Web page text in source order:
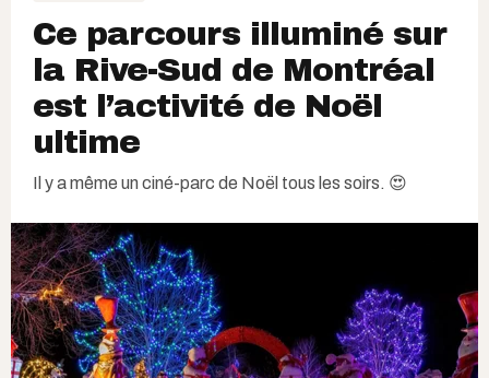
Ce parcours illuminé sur
la Rive-Sud de Montréal
est l’activité de Noël
ultime
Il y a même un ciné-parc de Noël tous les soirs. 😍